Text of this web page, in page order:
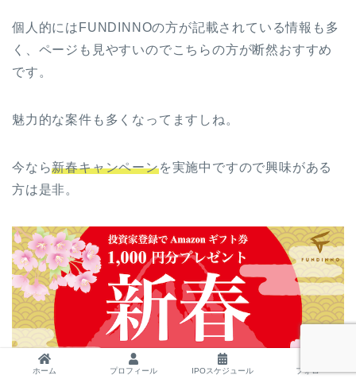
個人的にはFUNDINNOの方が記載されている情報も多
く、ページも見やすいのでこちらの方が断然おすすめ
です。
魅力的な案件も多くなってますしね。
今なら新春キャンペーンを実施中ですので興味がある
方は是非。
ホーム プロフィール IPOスケジュール フォロー